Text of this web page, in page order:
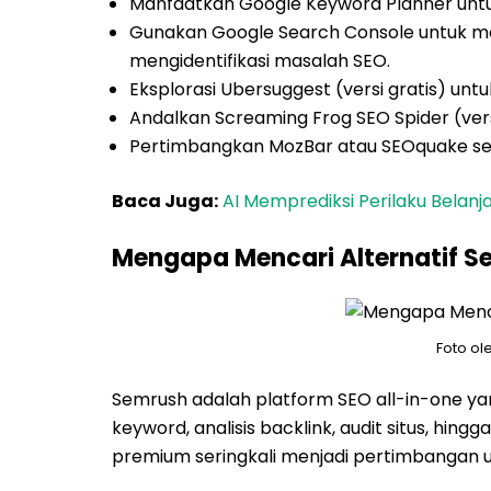
Gunakan Google Search Console untuk
mengidentifikasi masalah SEO.
Eksplorasi Ubersuggest (versi gratis)
Andalkan Screaming Frog SEO Spider
Pertimbangkan MozBar atau SEOquake
Baca Juga:AI Memprediksi Perilaku
Mengapa Mencari Alternatif
Foto
Semrush adalah platform SEO all-in-one
keyword, analisis backlink, audit situs,
premium seringkali menjadi pertimbangan